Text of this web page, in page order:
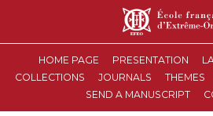
HOME PAGE PRESENTATION
COLLECTIONS
JOURNALS THEMES
SEND A MANUSCRIPT